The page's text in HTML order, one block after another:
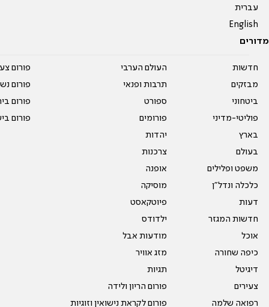
עברית
English
מדורים
חדשות
מבזקים
ביטחוני
פוליטי-מדיני
בארץ
בעולם
משפט ופלילים
כלכלה ונדל"ן
דעות
חדשות המגזר
אוכל
כיפה שחורה
דיגיטל
צעירים
רפואה שלמה
העולם הערבי
תרבות ופנאי
ספורט
פורומים
יהדות
צרכנות
אופנה
מוסיקה
פיוטקאסט
ילדודס
מודעות אבל
מזג אוויר
תגיות
פורום הריון ולידה
פורום לקראת נישואין וזוגיות
פורום
פורום
פורום
פורום